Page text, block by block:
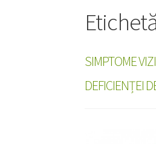
SIMPTOME
DEFICIENȚEI